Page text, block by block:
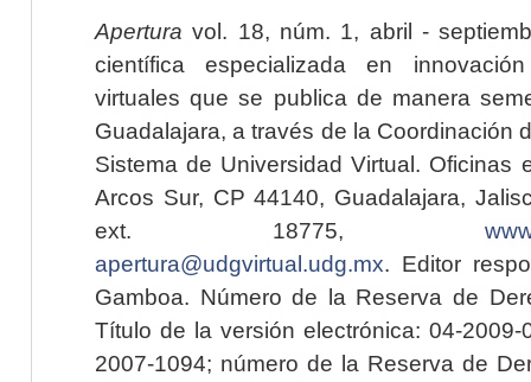
Apertura vol. 18, núm. 1, abril -
científica especializada en
virtuales que se publica de manera
Guadalajara, a través de la Coordinación
Sistema de Universidad Virtual. Oficinas
Arcos Sur, CP 44140, Guadalajara,
ext. 18775,
apertura@udgvirtual.udg.mx. Editor
Gamboa. Número de la Reserva de
Título de la versión electrónica: 04-2009-
2007-1094; número de la Reserva de